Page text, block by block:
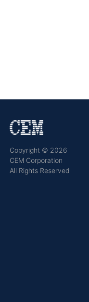
Copyright © 2026
CEM Corporation
All Rights Reserved